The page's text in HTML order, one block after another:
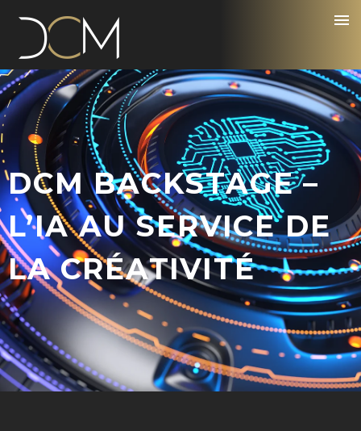
DCM BACKSTAGE –
L’IA AU SERVICE DE
LA CRÉATIVITÉ